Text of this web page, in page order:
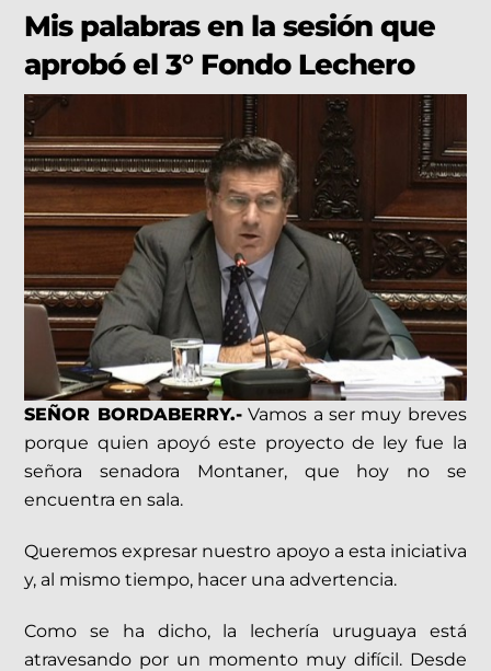
Mis palabras en la sesión que
aprobó el 3° Fondo Lechero
SEÑOR BORDABERRY.-Vamos a ser muy breves
porque quien apoyó este proyecto de ley fue la
señora senadora Montaner, que hoy no se
encuentra en sala.
Queremos expresar nuestro apoyo a esta iniciativa
y, al mismo tiempo, hacer una advertencia.
Como se ha dicho, la lechería uruguaya está
atravesando por un momento muy difícil. Desde